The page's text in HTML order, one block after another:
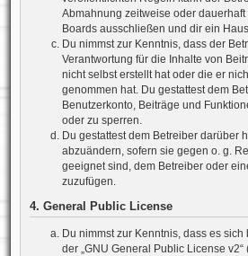
Abmahnung zeitweise oder
Boards ausschließen und dir ein
Du nimmst zur Kenntnis, dass der
Verantwortung für die Inhalte von
nicht selbst erstellt hat oder die er
genommen hat. Du gestattest dem
Benutzerkonto, Beiträge und
oder zu sperren.
Du gestattest dem Betreiber darüber
abzuändern, sofern sie gegen o. g.
geeignet sind, dem Betreiber oder
zuzufügen.
4. General Public License
Du nimmst zur Kenntnis, dass es
der „ GNU General Public License v2“